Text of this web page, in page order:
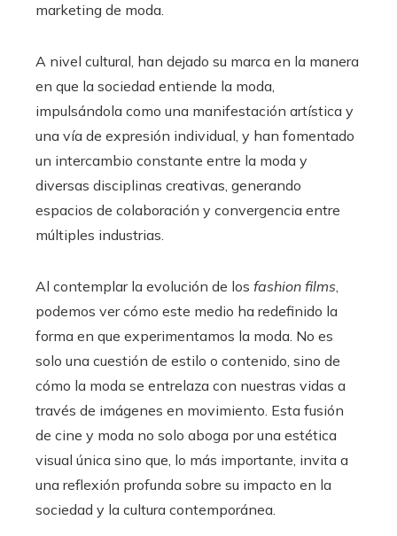
marketing de moda.
A nivel cultural, han dejado su marca en la manera
en que la sociedad entiende la moda,
impulsándola como una manifestación artística y
una vía de expresión individual, y han fomentado
un intercambio constante entre la moda y
diversas disciplinas creativas, generando
espacios de colaboración y convergencia entre
múltiples industrias.
Al contemplar la evolución de los fashion films,
podemos ver cómo este medio ha redefinido la
forma en que experimentamos la moda. No es
solo una cuestión de estilo o contenido, sino de
cómo la moda se entrelaza con nuestras vidas a
través de imágenes en movimiento. Esta fusión
de cine y moda no solo aboga por una estética
visual única sino que, lo más importante, invita a
una reflexión profunda sobre su impacto en la
sociedad y la cultura contemporánea.